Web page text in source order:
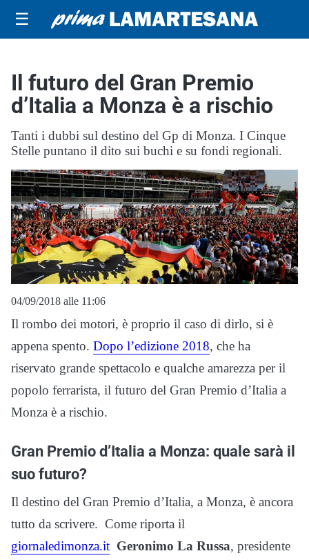
☰
Il futuro del Gran Premio
d’Italia a Monza è a rischio
Tanti i dubbi sul destino del Gp di Monza. I Cinque
Stelle puntano il dito sui buchi e su fondi regionali.
04/09/2018 alle 11:06
Il rombo dei motori, è proprio il caso di dirlo, si è
appena spento. Dopo l’edizione 2018, che ha
riservato grande spettacolo e qualche amarezza per il
popolo ferrarista, il futuro del Gran Premio d’Italia a
Monza è a rischio.
Gran Premio d’Italia a Monza: quale sarà il
suo futuro?
Il destino del Gran Premio d’Italia, a Monza, è ancora
tutto da scrivere. Come riporta il
giornaledimonza.it Geronimo La Russa, presidente